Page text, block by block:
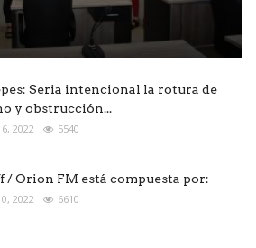
Seria intencional la rotura de
y obstrucción...
2022 5540
/ Orion FM está compuesta por:
2022 6610